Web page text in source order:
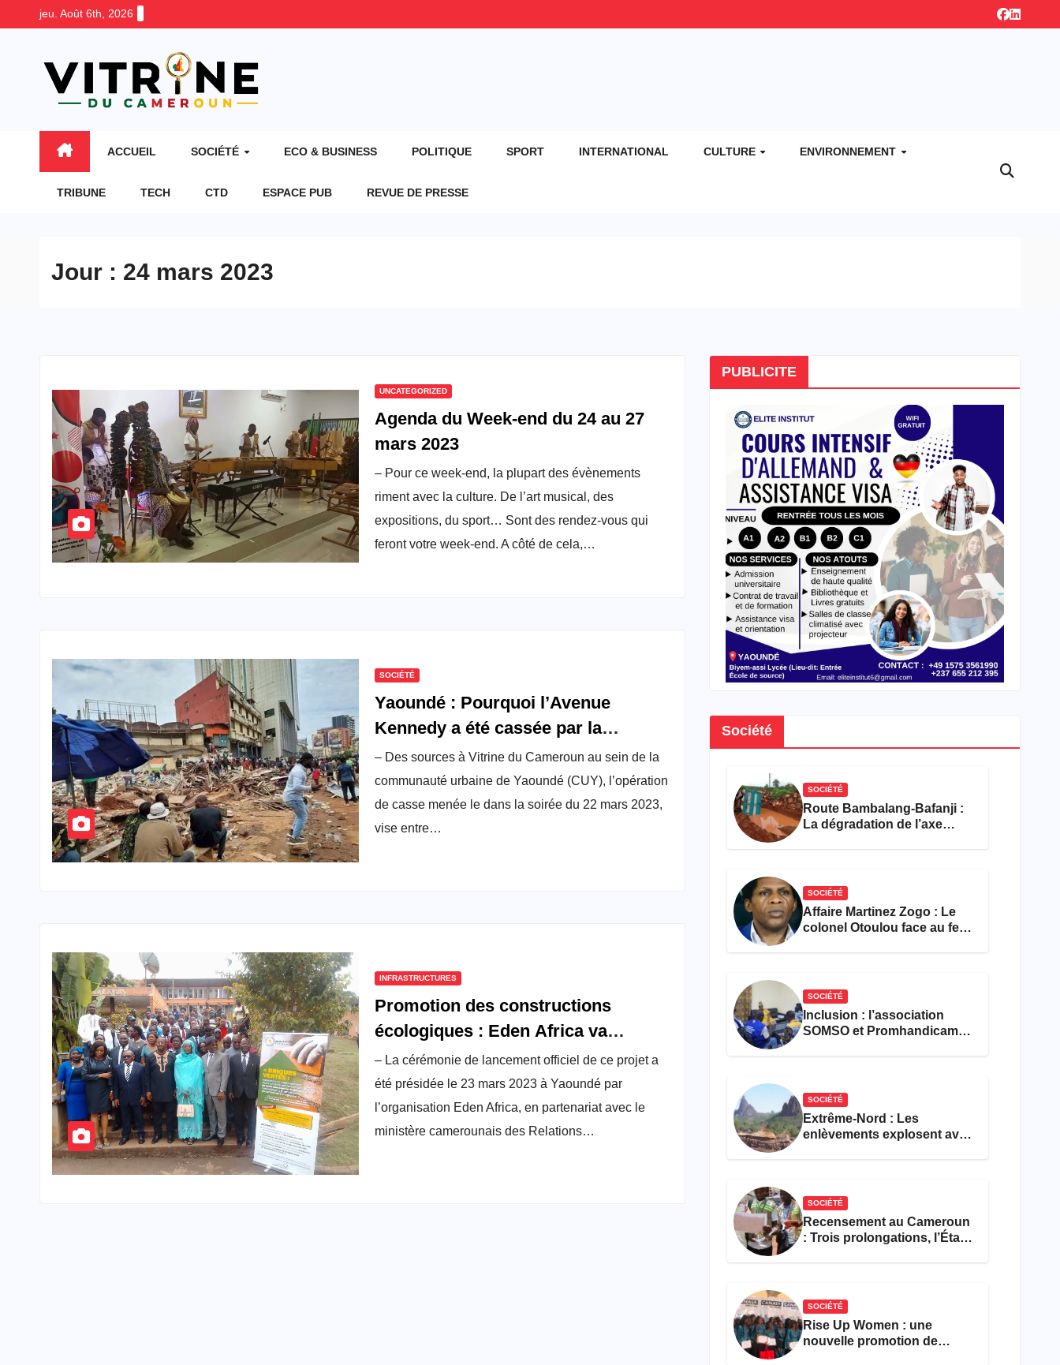
jeu. Août 6th, 2026
ACCUEIL SOCIÉTÉ ECO & BUSINESS POLITIQUE SPORT INTERNATIONAL CULTURE ENVIRONNEMENT
TRIBUNE TECH CTD ESPACE PUB REVUE DE PRESSE
Jour : 24 mars 2023
UNCATEGORIZED
Agenda du Week-end du 24 au 27
mars 2023
– Pour ce week-end, la plupart des évènements
riment avec la culture. De l’art musical, des
expositions, du sport… Sont des rendez-vous qui
feront votre week-end. A côté de cela,…
SOCIÉTÉ
Yaoundé : Pourquoi l’Avenue
Kennedy a été cassée par la
Communauté urbaine ?
– Des sources à Vitrine du Cameroun au sein de la
communauté urbaine de Yaoundé (CUY), l’opération
de casse menée le dans la soirée du 22 mars 2023,
vise entre…
INFRASTRUCTURES
Promotion des constructions
écologiques : Eden Africa va
implanter une unité de production
de briques de terre comprimée
stabilisée au ciment au Cameroun
– La cérémonie de lancement officiel de ce projet a
été présidée le 23 mars 2023 à Yaoundé par
l’organisation Eden Africa, en partenariat avec le
ministère camerounais des Relations…
PUBLICITE
Société
SOCIÉTÉ
Route Bambalang-Bafanji :
La dégradation de l’axe
SOCIÉTÉ
Affaire Martinez Zogo : Le
colonel Otoulou face au feu
SOCIÉTÉ
Inclusion : l’association
SOMSO et Promhandicam
SOCIÉTÉ
Extrême-Nord : Les
enlèvements explosent avec
SOCIÉTÉ
Recensement au Cameroun
: Trois prolongations, l’État
SOCIÉTÉ
Rise Up Women : une
nouvelle promotion de